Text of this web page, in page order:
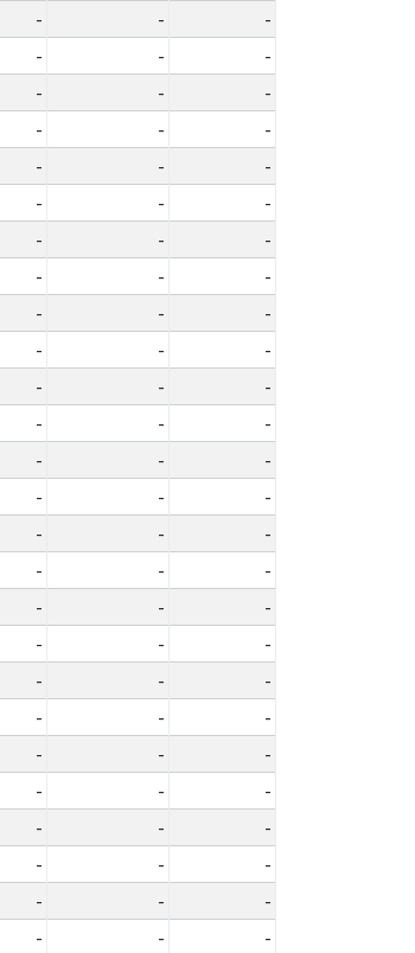
- -
-
- -
-
- -
-
- -
-
- -
-
- -
-
- -
-
- -
-
- -
-
- -
-
- -
-
- -
-
- -
-
- -
-
- -
-
- -
-
- -
-
- -
-
- -
-
- -
-
- -
-
- -
-
- -
-
- -
-
- -
-
- -
-